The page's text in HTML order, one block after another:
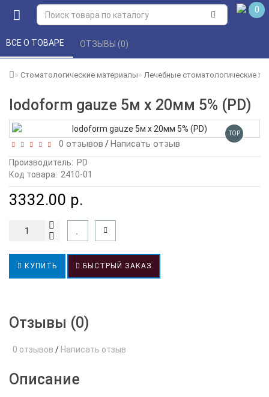
0
Стоматологические материалы Лечебные стоматологические
Iodoform gauze 5м х 20мм 5% (PD)
ВСЕ О ТОВАРЕ ОТЗЫВЫ (0)
TOP
0 отзывов /Написать отзыв
Производитель: PD
Код товара: 2410-01
3332.00 р.
КУПИТЬ БЫСТРЫЙ ЗАКАЗ
Отзывы (0)
0 отзывов / Написать отзыв
Описание